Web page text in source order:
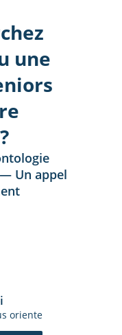
une
Un appel
oriente